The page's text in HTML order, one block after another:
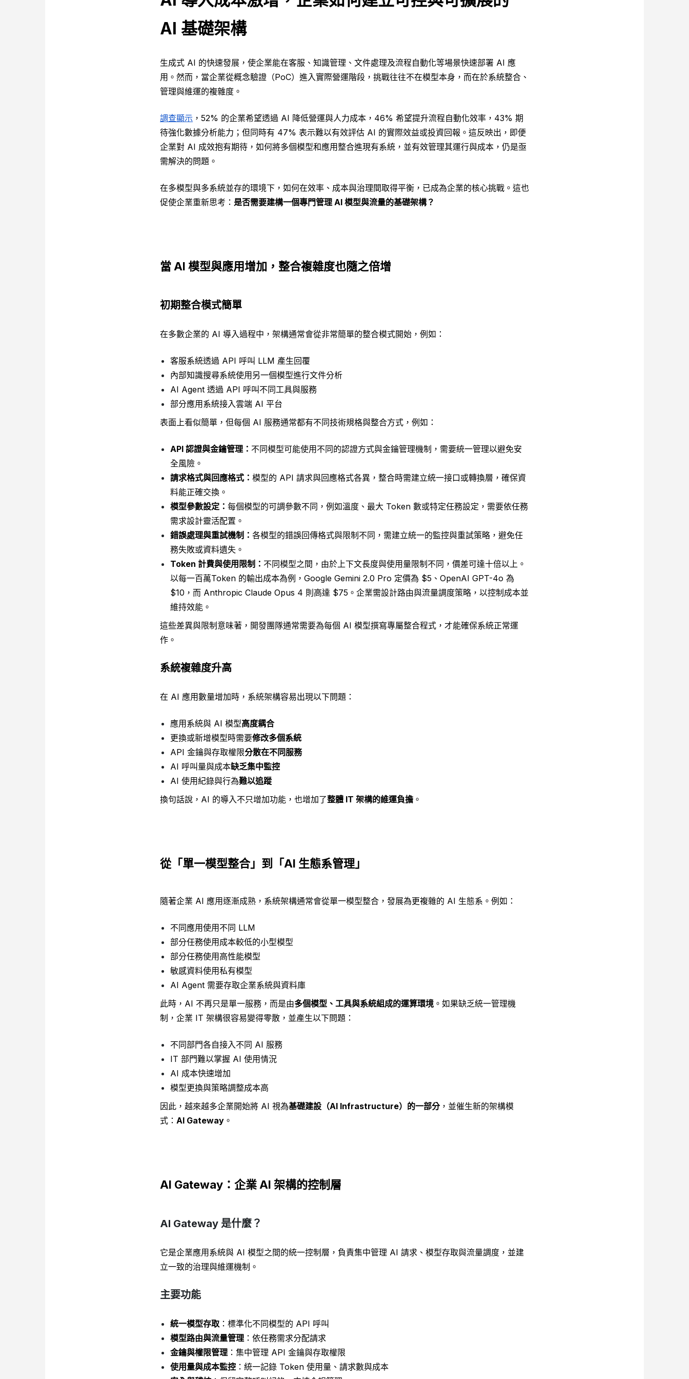
AI 基礎架構
生成式 AI 的快速發展，使企業能在客服、知識管理、文件處理及流程自動化等場景快速部署 AI 應
用。然而，當企業從概念驗證（PoC）進入實際營運階段，挑戰往往不在模型本身，而在於系統整合、
管理與維運的複雜度。
調查顯示 ，52% 的企業希望透過 AI 降低營運與人力成本，46% 希望提升流程自動化效率，43% 期
待強化數據分析能力；但同時有 47% 表示難以有效評估 AI 的實際效益或投資回報。這反映出，即便
企業對 AI 成效抱有期待，如何將多個模型和應用整合進現有系統，並有效管理其運行與成本，仍是亟
需解決的問題。
在多模型與多系統並存的環境下，如何在效率、成本與治理間取得平衡，已成為企業的核心挑戰。這也
促使企業重新思考： 是否需要建構一個專門管理 AI 模型與流量的基礎架構？
當 AI 模型與應用增加，整合複雜度也隨之倍增
初期整合模式簡單
在多數企業的 AI 導入過程中，架構通常會從非常簡單的整合模式開始，例如：
客服系統透過 API 呼叫 LLM 產生回覆
內部知識搜尋系統使用另一個模型進行文件分析
AI Agent 透過 API 呼叫不同工具與服務
部分應用系統接入雲端 AI 平台
表面上看似簡單，但每個 AI 服務通常都有不同技術規格與整合方式，例如：
API 認證與金鑰管理： 不同模型可能使用不同的認證方式與金鑰管理機制，需要統一管理以避免安
全風險。
請求格式與回應格式： 模型的 API 請求與回應格式各異，整合時需建立統一接口或轉換層，確保資
料能正確交換。
模型參數設定： 每個模型的可調參數不同，例如溫度、最大 Token 數或特定任務設定，需要依任務
需求設計靈活配置。
錯誤處理與重試機制： 各模型的錯誤回傳格式與限制不同，需建立統一的監控與重試策略，避免任
務失敗或資料遺失。
Token 計費與使用限制： 不同模型之間，由於上下文長度與使用量限制不同，價差可達十倍以上。
以每一百萬Token 的輸出成本為例，Google Gemini 2.0 Pro 定價為 $5、OpenAI GPT-4o 為
$10，而 Anthropic Claude Opus 4 則高達 $75。企業需設計路由與流量調度策略，以控制成本並
維持效能。
這些差異與限制意味著，開發團隊通常需要為每個 AI 模型撰寫專屬整合程式，才能確保系統正常運
作。
系統複雜度升高
在 AI 應用數量增加時，系統架構容易出現以下問題：
應用系統與 AI 模型高度耦合
更換或新增模型時需要修改多個系統
API 金鑰與存取權限分散在不同服務
AI 呼叫量與成本缺乏集中監控
AI 使用紀錄與行為難以追蹤
換句話說，AI 的導入不只增加功能，也增加了整體 IT 架構的維運負擔 。
從「單一模型整合」到「AI 生態系管理」
隨著企業 AI 應用逐漸成熟，系統架構通常會從單一模型整合，發展為更複雜的 AI 生態系。例如：
不同應用使用不同 LLM
部分任務使用成本較低的小型模型
部分任務使用高性能模型
敏感資料使用私有模型
AI Agent 需要存取企業系統與資料庫
此時，AI 不再只是單一服務，而是由多個模型、工具與系統組成的運算環境 。如果缺乏統一管理機
制，企業 IT 架構很容易變得零散，並產生以下問題：
不同部門各自接入不同 AI 服務
IT 部門難以掌握 AI 使用情況
AI 成本快速增加
模型更換與策略調整成本高
因此，越來越多企業開始將 AI 視為基礎建設（AI Infrastructure）的一部分，並催生新的架構模
式： AI Gateway 。
AI Gateway：企業 AI 架構的控制層
AI Gateway 是什麼？
它是企業應用系統與 AI 模型之間的統一控制層，負責集中管理 AI 請求、模型存取與流量調度，並建
立一致的治理與維運機制。
主要功能
統一模型存取 ：標準化不同模型的 API 呼叫
模型路由與流量管理 ：依任務需求分配請求
金鑰與權限管理 ：集中管理 API 金鑰與存取權限
使用量與成本監控 ：統一記錄 Token 使用量、請求數與成本